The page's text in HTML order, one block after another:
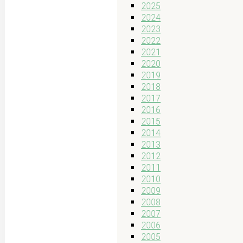
2025
2024
2023
2022
2021
2020
2019
2018
2017
2016
2015
2014
2013
2012
2011
2010
2009
2008
2007
2006
2005